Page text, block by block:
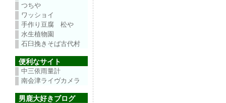
つちや
ワッショイ
手作り豆腐 松や
水生植物園
石臼挽きそば古代村
便利なサイト
中三依雨量計
南会津ライヴカメラ
男鹿大好きブログ